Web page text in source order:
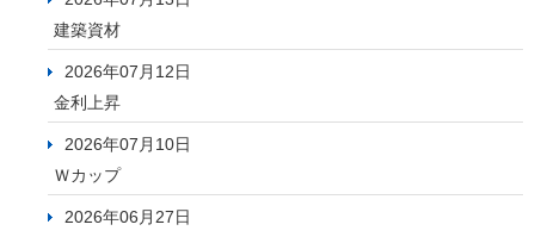
建築資材
2026年07月12日
金利上昇
2026年07月10日
Ｗカップ
2026年06月27日